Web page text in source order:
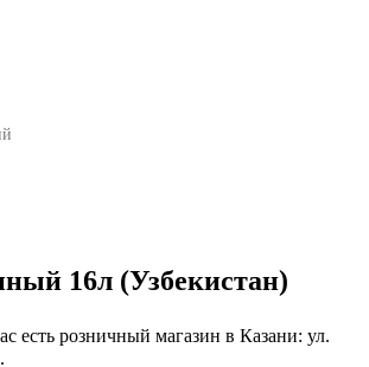
16л (Узбекистан)
есть розничный магазин в Казани: ул.